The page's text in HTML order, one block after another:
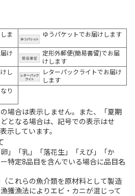
ま
ゆうパケットでお届けします
け
定形外郵便(簡易書留)でお届
けします
し
レターパックライトでお届け
します
り
場合は表示しません。また、「夏期
となる場合は、記号での表示はせ
示しています。
」「乳」「落花生」「えび」「か
特定8品目を含んでいる場合に品目名
これらの魚介類を原材料として製造
獲漁法によりエビ・カニが混じって